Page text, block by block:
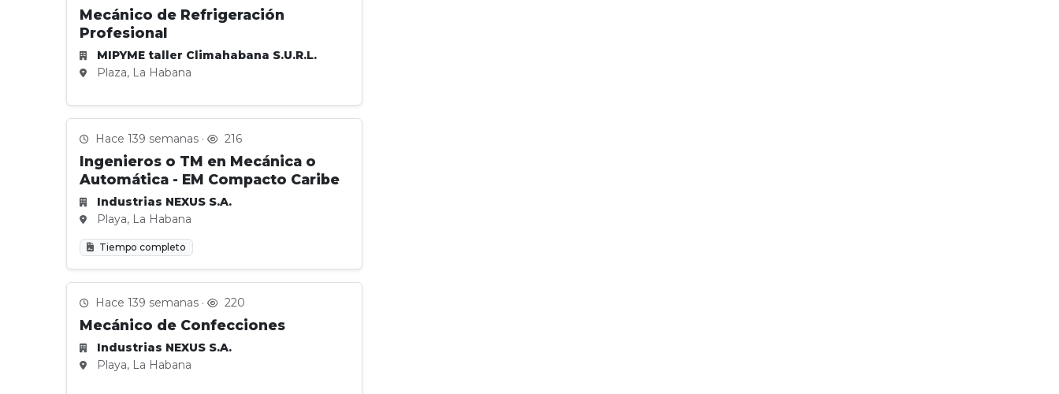
Mecánico de Refrigeración
Profesional
MIPYME taller Climahabana S.U.R.L.
Plaza, La Habana
Hace 139 semanas · 216
Ingenieros o TM en Mecánica o
Automática - EM Compacto Caribe
Industrias NEXUS S.A.
Playa, La Habana
Tiempo completo
Hace 139 semanas · 220
Mecánico de Confecciones
Industrias NEXUS S.A.
Playa, La Habana